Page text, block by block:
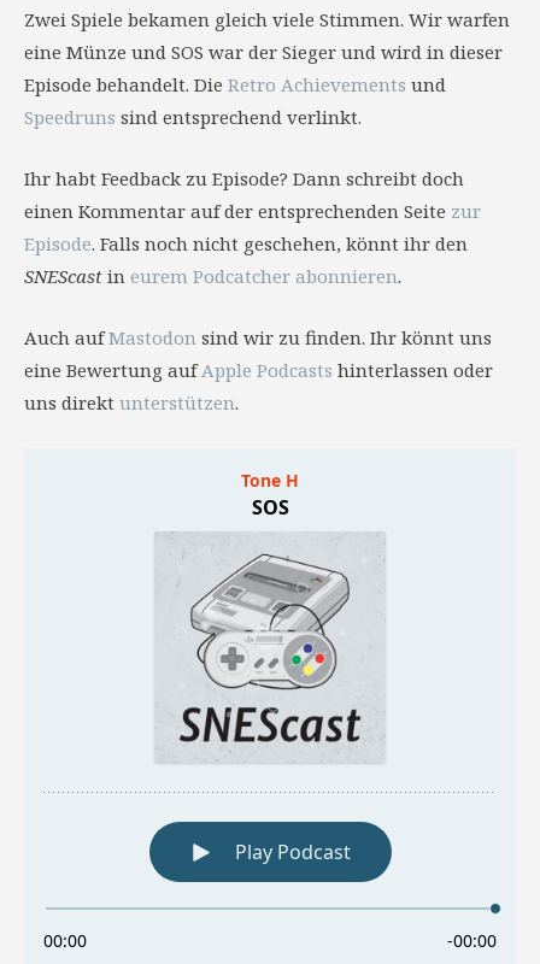
Zwei Spiele bekamen gleich viele Stimmen. Wir warfen
eine Münze und SOS war der Sieger und wird in dieser
Episode behandelt. Die Retro Achievements und
Speedruns sind entsprechend verlinkt.
Ihr habt Feedback zu Episode? Dann schreibt doch
einen Kommentar auf der entsprechenden Seite zur
Episode. Falls noch nicht geschehen, könnt ihr den
SNEScast in eurem Podcatcher abonnieren.
Auch aufMastodon sind wir zu finden. Ihr könnt uns
eine Bewertung aufApple Podcasts hinterlassen oder
uns direkt unterstützen.